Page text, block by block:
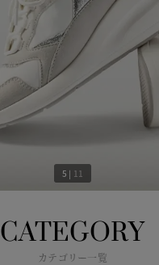
6 | 11
CATEGORY
カテゴリー一覧